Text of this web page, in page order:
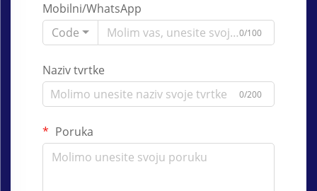
Mobilni/WhatsApp
Code
0/100
Naziv tvrtke
0/200
Poruka